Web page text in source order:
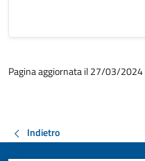
Pagina aggiornata il 27/03/2024
Indietro